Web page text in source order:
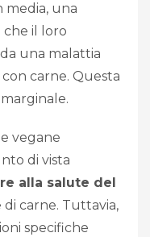
media, una
che il loro
una malattia
carne. Questa
vegane
di vista
alla salute del
di carne. Tuttavia,
specifiche